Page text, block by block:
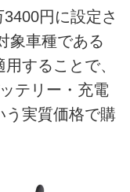
円に設定さ
象車種である
することで、
テリー・充電
う実質価格で購